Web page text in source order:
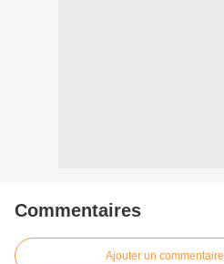
Commentaires
Ajouter un commentaire